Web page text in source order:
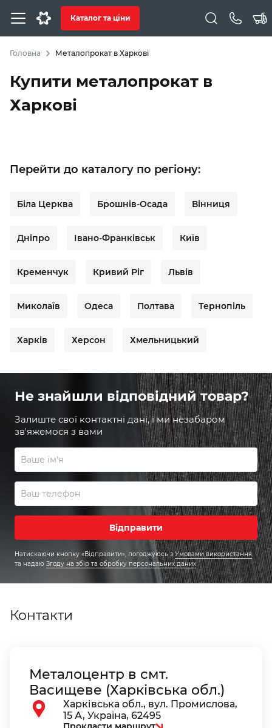
Каталог та ціни
Головна Металопрокат в Харкові
Купити металопрокат в
Харкові
Перейти до каталогу по регіону:
Біла Церква Брошнів-Осада Вінниця
Дніпро Івано-Франківськ Київ
Кременчук Кривий Ріг Львів
Миколаїв Одеса Полтава Тернопіль
Харків Херсон Хмельницький
Не знайшли відповідний товар?
Залиште свої контактні дані, і ми незабаром
зв'яжемося з вами
Відправити
Натискаючи кнопку «Відправити», погоджуюсьзУмовами використання
та надаю Згоду на збір та обробку персональних даних
Контакти
Металоцентр в смт.
Васищеве (Харківська обл.)
Харківська обл., вул. Промислова,
15 А, Україна, 62495